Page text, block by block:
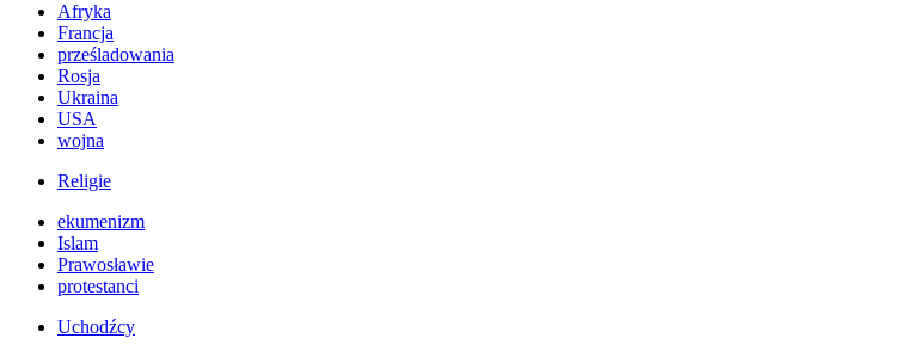
Afryka
Francja
prześladowania
Rosja
Ukraina
USA
wojna
Religie
ekumenizm
Islam
Prawosławie
protestanci
Uchodźcy